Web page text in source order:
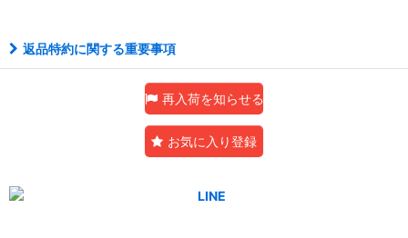
返品特約に関する重要事項
再入荷を知らせる
お気に入り登録